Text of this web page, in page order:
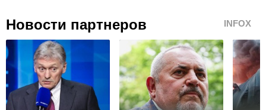
Новости партнеров INFOX